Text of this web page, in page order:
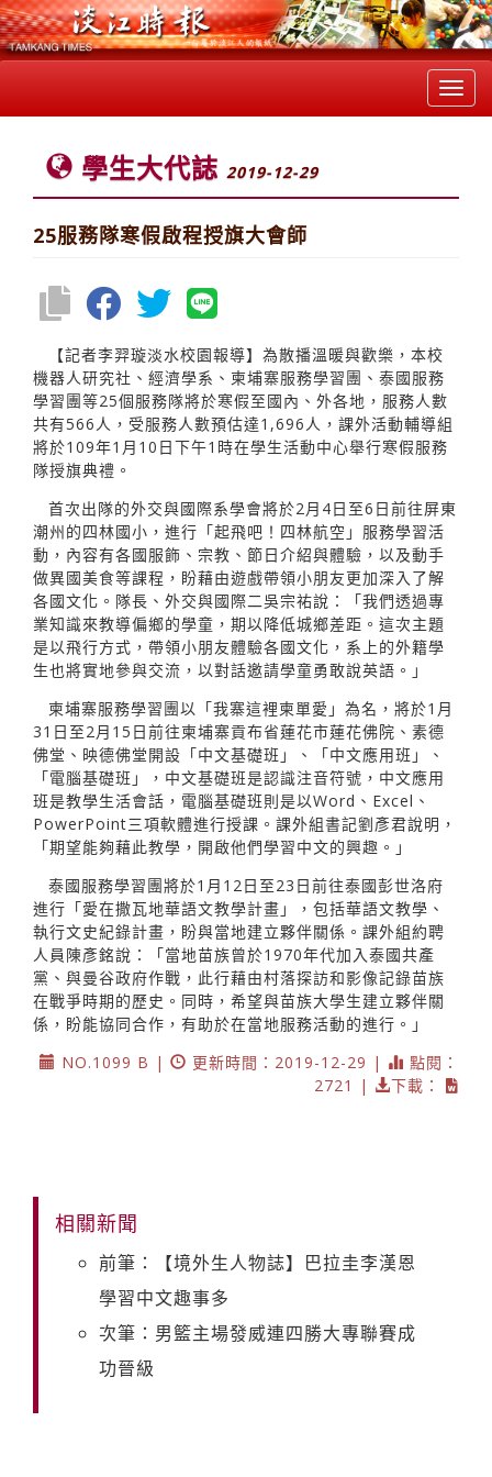
學生大代誌 2019-12-29
25服務隊寒假啟程授旗大會師
【記者李羿璇淡水校園報導】為散播溫暖與歡樂，本校
機器人研究社、經濟學系、柬埔寨服務學習團、泰國服務
學習團等25個服務隊將於寒假至國內、外各地，服務人數
共有566人，受服務人數預估達1,696人，課外活動輔導組
將於109年1月10日下午1時在學生活動中心舉行寒假服務
隊授旗典禮。
首次出隊的外交與國際系學會將於2月4日至6日前往屏東
潮州的四林國小，進行「起飛吧！四林航空」服務學習活
動，內容有各國服飾、宗教、節日介紹與體驗，以及動手
做異國美食等課程，盼藉由遊戲帶領小朋友更加深入了解
各國文化。隊長、外交與國際二吳宗祐說：「我們透過專
業知識來教導偏鄉的學童，期以降低城鄉差距。這次主題
是以飛行方式，帶領小朋友體驗各國文化，系上的外籍學
生也將實地參與交流，以對話邀請學童勇敢說英語。」
柬埔寨服務學習團以「我寨這裡柬單愛」為名，將於1月
31日至2月15日前往柬埔寨貢布省蓮花市蓮花佛院、素德
佛堂、映德佛堂開設「中文基礎班」、「中文應用班」、
「電腦基礎班」，中文基礎班是認識注音符號，中文應用
班是教學生活會話，電腦基礎班則是以Word、Excel、
PowerPoint三項軟體進行授課。課外組書記劉彥君說明，
「期望能夠藉此教學，開啟他們學習中文的興趣。」
泰國服務學習團將於1月12日至23日前往泰國彭世洛府
進行「愛在撒瓦地華語文教學計畫」，包括華語文教學、
執行文史紀錄計畫，盼與當地建立夥伴關係。課外組約聘
人員陳彥銘說：「當地苗族曾於1970年代加入泰國共產
黨、與曼谷政府作戰，此行藉由村落探訪和影像記錄苗族
在戰爭時期的歷史。同時，希望與苗族大學生建立夥伴關
係，盼能協同合作，有助於在當地服務活動的進行。」
NO.1099 B |
更新時間：2019-12-29 |
點閱：
2721 |
下載：
相關新聞
前筆：【境外生人物誌】巴拉圭李漢恩
學習中文趣事多
次筆：男籃主場發威連四勝大專聯賽成
功晉級